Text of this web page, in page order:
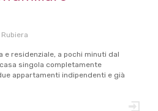
e residenziale, a pochi minuti dal
singola completamente
appartamenti indipendenti e già